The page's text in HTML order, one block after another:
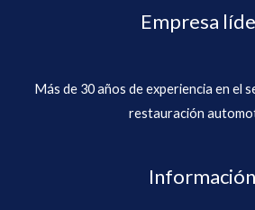
Empresa
Más de 30 años de experiencia en el
restauración
Información